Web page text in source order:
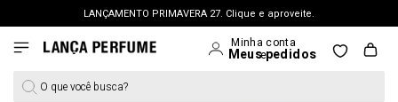
LANÇAMENTO PRIMAVERA 27. Clique e aproveite.
FRETE GRÁTIS | a partir de R$ 699. APROVEITAR >
OUTLET: Até 65% OFF + 15% na 2ª peça. Confira >
O que você busca?